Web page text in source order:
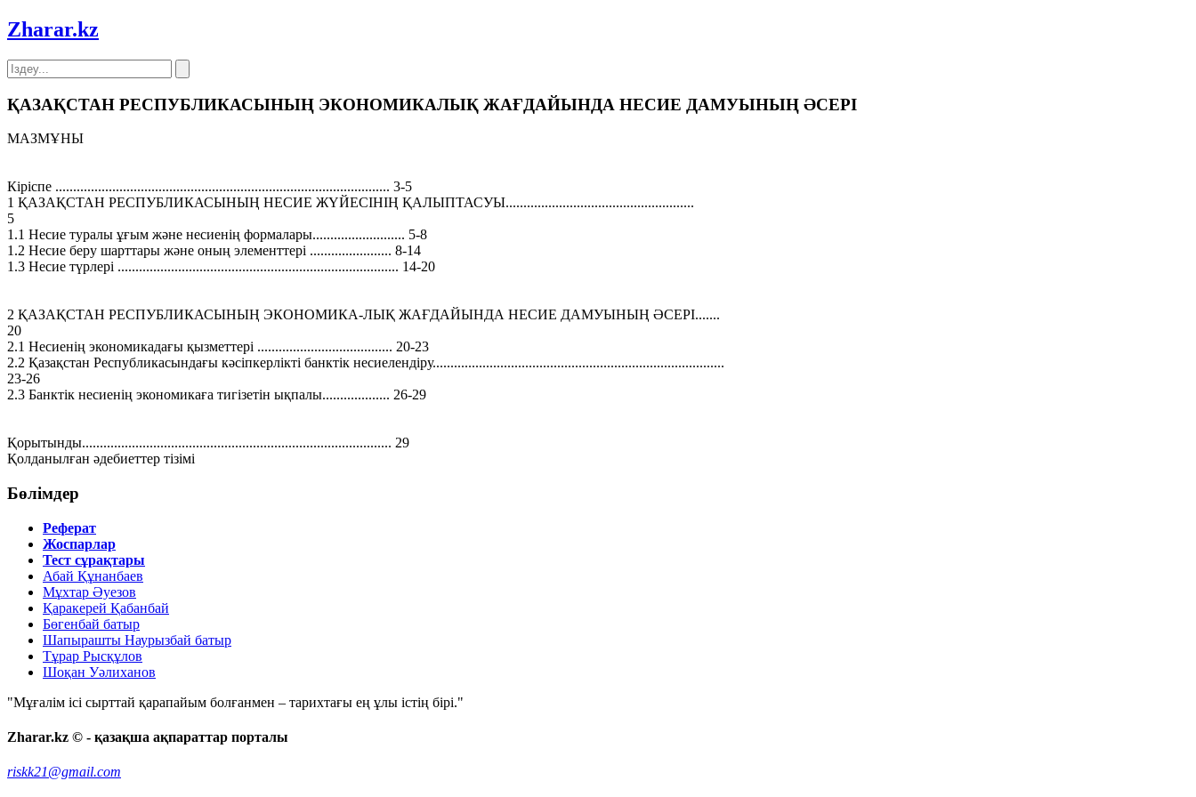
Zharar.kz
ҚАЗАҚСТАН РЕСПУБЛИКАСЫНЫҢ ЭКОНОМИКАЛЫҚ ЖАҒДАЙЫНДА НЕСИЕ ДАМУЫНЫҢ ӘСЕРІ
МАЗМҰНЫ
Кіріспе .............................................................................................. 3-5
1 ҚАЗАҚСТАН РЕСПУБЛИКАСЫНЫҢ НЕСИЕ ЖҮЙЕСІНІҢ ҚАЛЫПТАСУЫ.....................................................
5
1.1 Несие туралы ұғым және несиенің формалары.......................... 5-8
1.2 Несие беру шарттары және оның элементтері ....................... 8-14
1.3 Несие түрлері ............................................................................... 14-20
2 ҚАЗАҚСТАН РЕСПУБЛИКАСЫНЫҢ ЭКОНОМИКА-ЛЫҚ ЖАҒДАЙЫНДА НЕСИЕ ДАМУЫНЫҢ ӘСЕРІ.......
20
2.1 Несиенің экономикадағы қызметтері ...................................... 20-23
2.2 Қазақстан Республикасындағы кәсіпкерлікті банктік несиелендіру..................................................................................
23-26
2.3 Банктік несиенің экономикаға тигізетін ықпалы................... 26-29
Қорытынды....................................................................................... 29
Қолданылған әдебиеттер тізімі
Бөлімдер
Реферат
Жоспарлар
Тест сұрақтары
Абай Құнанбаев
Мұхтар Әуезов
Қаракерей Қабанбай
Бөгенбай батыр
Шапырашты Наурызбай батыр
Тұрар Рысқұлов
Шоқан Уәлиханов
"Мұғалім ісі сырттай қарапайым болғанмен – тарихтағы ең ұлы істің бірі."
Zharar.kz © - қазақша ақпараттар порталы
riskk21@gmail.com